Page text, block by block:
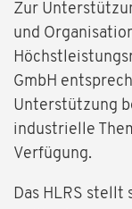
Zur
und
GmbH
Unterstützung
industrielle
Verfügung.
Das HLRS stellt